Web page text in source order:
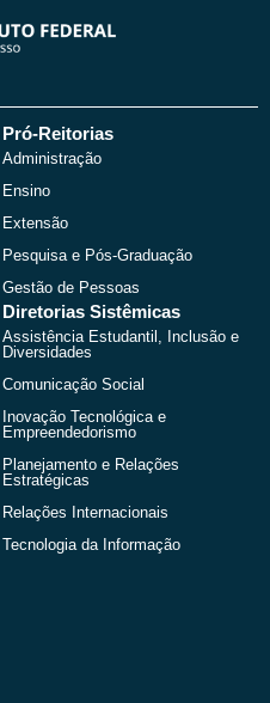
Pró-Reitorias
Administração
Ensino
Extensão
Pesquisa e Pós-Graduação
Gestão de Pessoas
Diretorias Sistêmicas
Assistência Estudantil, Inclusão e
Diversidades
Comunicação Social
Inovação Tecnológica e
Empreendedorismo
Planejamento e Relações
Estratégicas
Relações Internacionais
Tecnologia da Informação